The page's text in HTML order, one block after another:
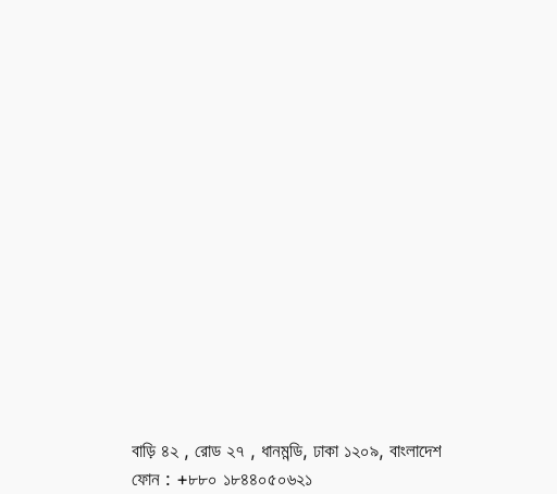
বাড়ি ৪২ , রোড ২৭ , ধানমন্ডি, ঢাকা ১২০৯, বাংলাদেশ
ফোন : +৮৮০ ১৮৪৪০৫০৬২১